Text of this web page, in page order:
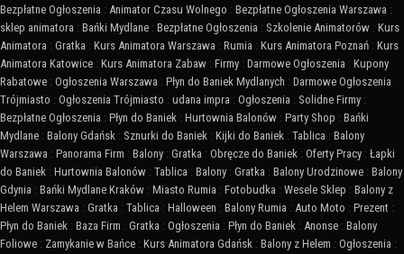
Bezpłatne Ogłoszenia : Animator Czasu Wolnego : Bezpłatne Ogłoszenia Warszawa :
sklep animatora : Bańki Mydlane : Bezpłatne Ogłoszenia : Szkolenie Animatorów : Kurs
Animatora : Gratka : Kurs Animatora Warszawa : Rumia : Kurs Animatora Poznań : Kurs
Animatora Katowice : Kurs Animatora Zabaw : Firmy : Darmowe Ogłoszenia : Kupony
Rabatowe : Ogłoszenia Warszawa : Płyn do Baniek Mydlanych : Darmowe Ogłoszenia
Trójmiasto : Ogłoszenia Trójmiasto : udana impra : Ogłoszenia : Solidne Firmy :
Bezpłatne Ogłoszenia : Płyn do Baniek : Hurtownia Balonów : Party Shop : Bańki
Mydlane : Balony Gdańsk : Sznurki do Baniek : Kijki do Baniek : Tablica : Balony
Warszawa : Panorama Firm : Balony : Gratka : Obręcze do Baniek : Oferty Pracy : Łapki
do Baniek : Hurtownia Balonów : Tablica : Balony : Gratka : Balony Urodzinowe : Balony
Gdynia : Bańki Mydlane Kraków : Miasto Rumia : Fotobudka : Wesele Sklep : Balony z
Helem Warszawa : Gratka : Tablica : Halloween : Balony Rumia : Auto Moto : Prezent :
Płyn do Baniek : Baza Firm : Gratka : Ogłoszenia : Płyn do Baniek : Anonse : Balony
Foliowe : Zamykanie w Bańce : Kurs Animatora Gdańsk : Balony z Helem : Ogłoszenia :